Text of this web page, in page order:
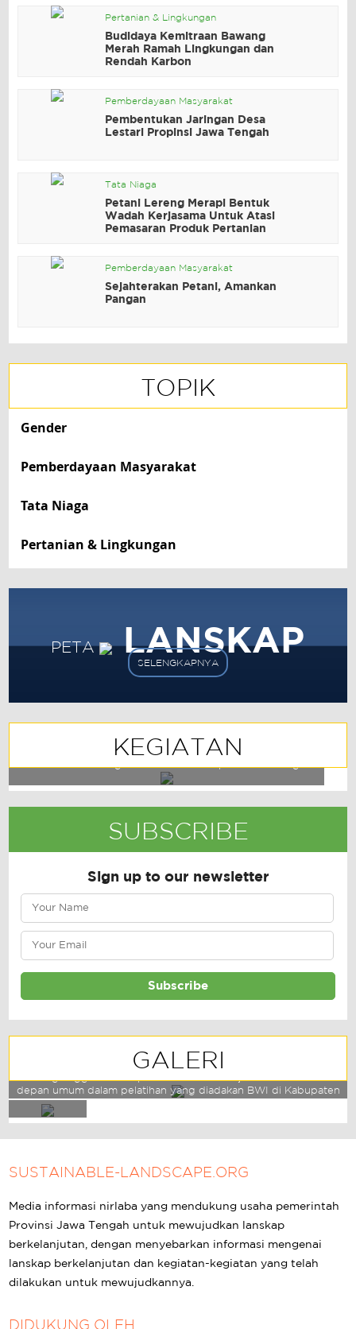
Pertanian & Lingkungan
Budidaya Kemitraan Bawang
Merah Ramah Lingkungan dan
Rendah Karbon
Pemberdayaan Masyarakat
Pembentukan Jaringan Desa
Lestari Propinsi Jawa Tengah
Tata Niaga
Petani Lereng Merapi Bentuk
Wadah Kerjasama Untuk Atasi
Pemasaran Produk Pertanian
Pemberdayaan Masyarakat
Sejahterakan Petani, Amankan
Pangan
TOPIK
Gender
Pemberdayaan Masyarakat
Tata Niaga
Pertanian & Lingkungan
PETA LANSKAP
SELENGKAPNYA
KEGIATAN
SUBSCRIBE
Sign up to our newsletter
GALERI
depan umum dalam pelatihan yang diadakan BWI di Kabupaten
Sukoharjo
Panen Padi
SUSTAINABLE-LANDSCAPE.ORG
Media informasi nirlaba yang mendukung usaha pemerintah
Provinsi Jawa Tengah untuk mewujudkan lanskap
berkelanjutan, dengan menyebarkan informasi mengenai
lanskap berkelanjutan dan kegiatan-kegiatan yang telah
dilakukan untuk mewujudkannya.
DIDUKUNG OLEH